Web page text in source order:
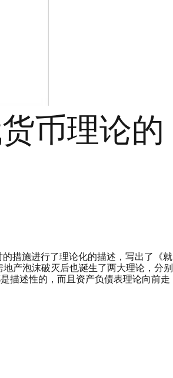
币理论的
措施进行了理论化的描述，写出了《就
产泡沫破灭后也诞生了两大理论，分别
描述性的，而且资产负债表理论向前走